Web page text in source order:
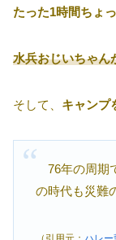
たった1時間ちょ
水兵おじいちゃん
そして、 キャンプ
76年の周期
の時代も災難